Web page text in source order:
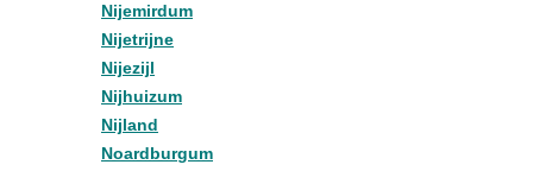
Nijemirdum
Nijetrijne
Nijezijl
Nijhuizum
Nijland
Noardburgum